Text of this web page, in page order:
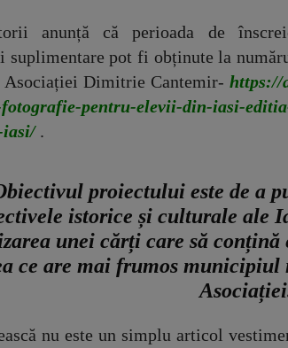
anunță că perioada de
suplimentare pot fi obținute la
Asociației Dimitrie Cantemir-https://
pentru-elevii-din-iasi-
.
proiectului este de a
istorice și culturale ale
unei cărți care să conțină
ce are mai frumos municipiul
nu este un simplu articol